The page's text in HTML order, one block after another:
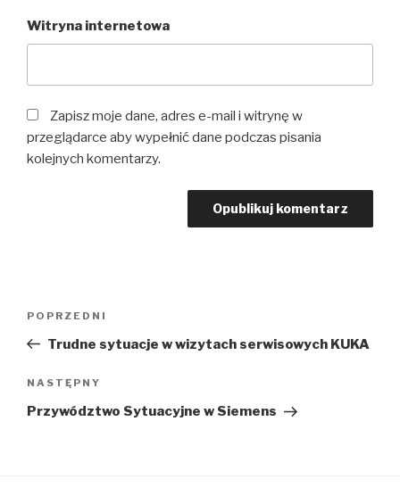
Witryna internetowa
Zapisz moje dane, adres e-mail i witrynę w
przeglądarce aby wypełnić dane podczas pisania
kolejnych komentarzy.
Poprzedni
wpis
POPRZEDNI
Trudne sytuacje w wizytach serwisowych KUKA
Następny
wpis
NASTĘPNY
Przywództwo Sytuacyjne w Siemens